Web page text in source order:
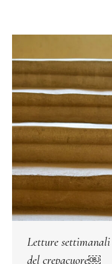
Letture settimanali
del crepacuore￼